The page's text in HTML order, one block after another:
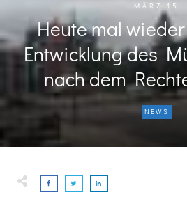
MÄRZ 15
Heute mal
Entwicklung des
nach dem
NEWS